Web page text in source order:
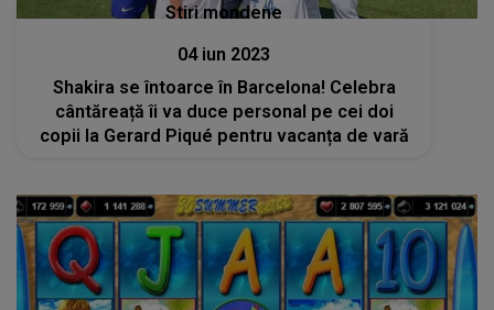
Stiri mondene
04 iun 2023
Shakira se întoarce în Barcelona! Celebra
cântăreață îi va duce personal pe cei doi
copii la Gerard Piqué pentru vacanța de vară